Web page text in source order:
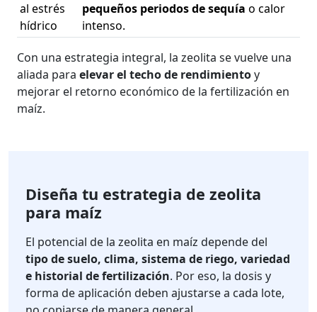
al estrés
hídrico
pequeños periodos de sequía o calor
intenso.
Con una estrategia integral, la zeolita se vuelve una
aliada para elevar el techo de rendimientoy
mejorar el retorno económico de la fertilización en
maíz.
Diseña tu estrategia de zeolita
para maíz
El potencial de la zeolita en maíz depende del
tipo de suelo, clima, sistema de riego, variedad
e historial de fertilización. Por eso, la dosis y
forma de aplicación deben ajustarse a cada lote,